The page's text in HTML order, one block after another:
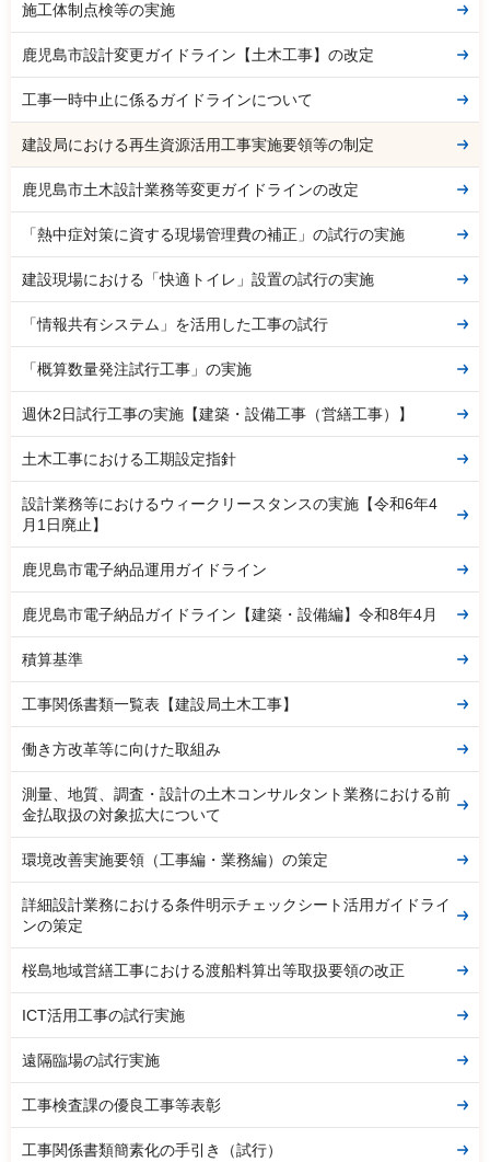
施工体制点検等の実施
鹿児島市設計変更ガイドライン【土木工事】の改定
工事一時中止に係るガイドラインについて
建設局における再生資源活用工事実施要領等の制定
鹿児島市土木設計業務等変更ガイドラインの改定
「熱中症対策に資する現場管理費の補正」の試行の実施
建設現場における「快適トイレ」設置の試行の実施
「情報共有システム」を活用した工事の試行
「概算数量発注試行工事」の実施
週休2日試行工事の実施【建築・設備工事（営繕工事）】
土木工事における工期設定指針
設計業務等におけるウィークリースタンスの実施【令和6年4
月1日廃止】
鹿児島市電子納品運用ガイドライン
鹿児島市電子納品ガイドライン【建築・設備編】令和8年4月
積算基準
工事関係書類一覧表【建設局土木工事】
働き方改革等に向けた取組み
測量、地質、調査・設計の土木コンサルタント業務における前
金払取扱の対象拡大について
環境改善実施要領（工事編・業務編）の策定
詳細設計業務における条件明示チェックシート活用ガイドライ
ンの策定
桜島地域営繕工事における渡船料算出等取扱要領の改正
ICT活用工事の試行実施
遠隔臨場の試行実施
工事検査課の優良工事等表彰
工事関係書類簡素化の手引き（試行）